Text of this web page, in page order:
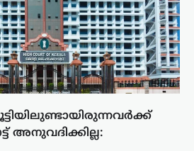
അനുവദിക്കില്ല: